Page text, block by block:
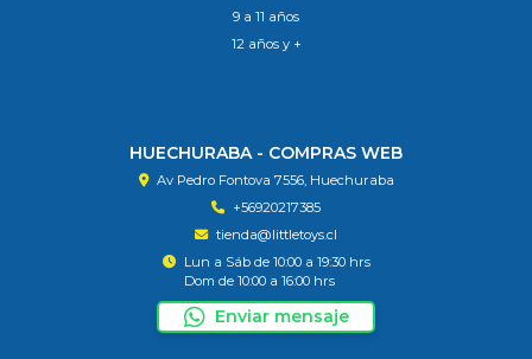
9 a 11 años
12 años y +
HUECHURABA - COMPRAS WEB
Av Pedro Fontova 7556, Huechuraba
+56920217385
tienda@littletoys.cl
Lun a Sáb de 10:00 a 19:30 hrs
Dom de 10:00 a 16:00 hrs
Enviar mensaje